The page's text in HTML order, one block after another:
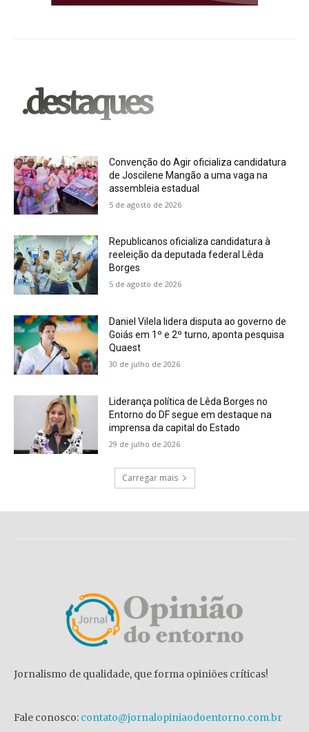
.destaques
Convenção do Agir oficializa candidatura
de Joscilene Mangão a uma vaga na
assembleia estadual
5 de agosto de 2026
Republicanos oficializa candidatura à
reeleição da deputada federal Lêda
Borges
5 de agosto de 2026
Daniel Vilela lidera disputa ao governo de
Goiás em 1º e 2º turno, aponta pesquisa
Quaest
30 de julho de 2026
Liderança política de Lêda Borges no
Entorno do DF segue em destaque na
imprensa da capital do Estado
29 de julho de 2026
Carregar mais
Jornalismo de qualidade, que forma opiniões críticas!
Fale conosco: contato@jornalopiniaodoentorno.com.br